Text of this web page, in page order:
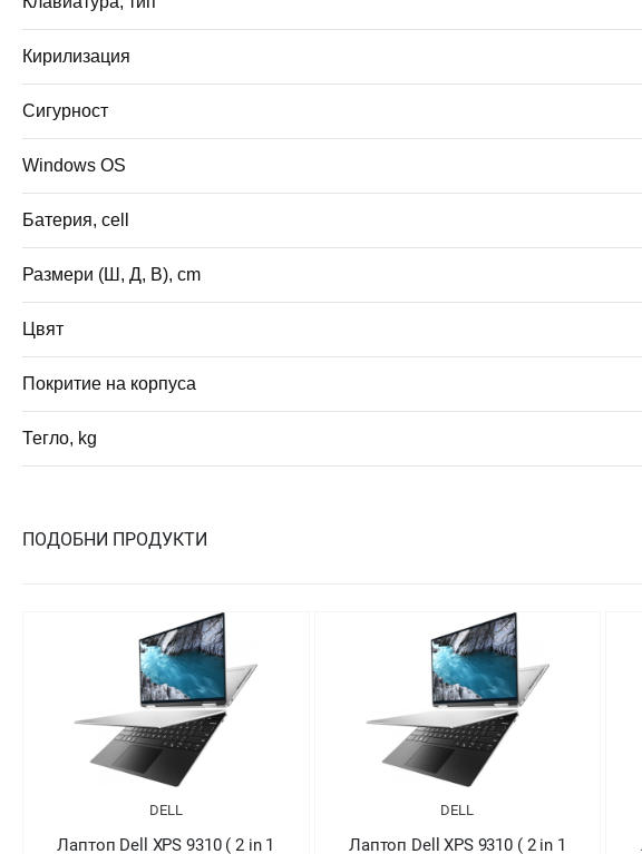
Кирилизация
Сигурност
Windows OS
Батерия, cell
Размери (Ш, Д, В), cm
Цвят
Покритие на корпуса
Тегло, kg
ПОДОБНИ ПРОДУКТИ
DELL
Лаптоп Dell XPS 9310 ( 2 in 1
DELL
Лаптоп Dell XPS 9310 ( 2 in 1